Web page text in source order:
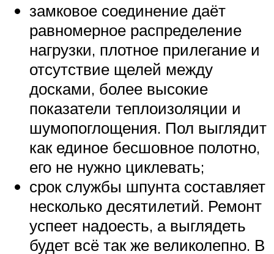
замковое соединение даёт
равномерное распределение
нагрузки, плотное прилегание и
отсутствие щелей между
досками, более высокие
показатели теплоизоляции и
шумопоглощения. Пол выглядит
как единое бесшовное полотно,
его не нужно циклевать;
срок службы шпунта составляет
несколько десятилетий. Ремонт
успеет надоесть, а выглядеть
будет всё так же великолепно. В